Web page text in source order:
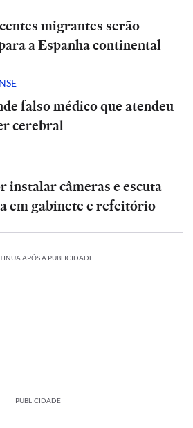
migrantes serão
a Espanha continental
falso médico que atendeu
cerebral
instalar câmeras e escuta
em gabinete e refeitório
APÓS A PUBLICIDADE
PUBLICIDADE